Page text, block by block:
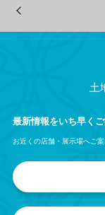
土
最新情報をいち早く
お近くの店舗・展示場へご案